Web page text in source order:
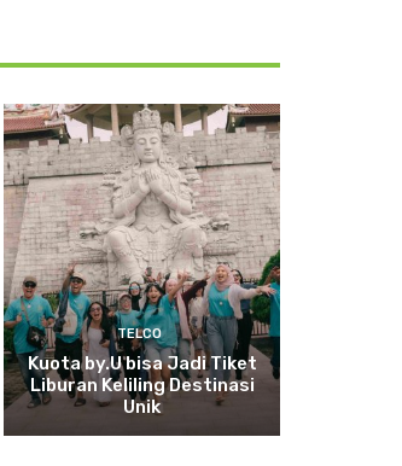
TELCO
Kuota by.U bisa Jadi Tiket
Liburan Keliling Destinasi
Unik